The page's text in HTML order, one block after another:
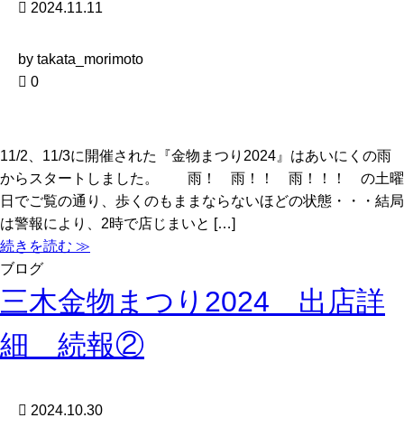
2024.11.11
by takata_morimoto
0
11/2、11/3に開催された『金物まつり2024』はあいにくの雨
からスタートしました。 雨！ 雨！！ 雨！！！ の土曜
日でご覧の通り、歩くのもままならないほどの状態・・・結局
は警報により、2時で店じまいと […]
続きを読む ≫
ブログ
三木金物まつり2024 出店詳
細 続報②
2024.10.30